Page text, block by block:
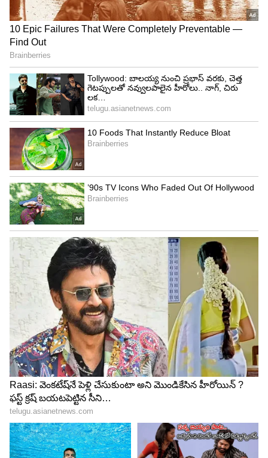
పిల్స్ అని కూడా అంటారు. ఈ మాత్రలు అత్యవసర
పరిస్థితుల్లో మాత్రమే వాడాలి.తరచుగా తినకూడదు.
కానీ మహిళలు ఏమి చేస్తారు, అవాంఛిత గర్భధారణను
నివారించడానికి వారు పదేపదే ఈ అత్యవసర గర్భనిరోధక
మాత్రలను తీసుకుంటారు, అయితే ఇది వారి ఆరోగ్యానికి
భారీ ప్రమాదాలను కలిగిస్తుంది. ఇలా చేయడం వల్ల హార్మోన్ల
సమతుల్యత దెబ్బతినడమే కాకుండా పీరియడ్స్ సమస్య
కూడా వస్తుంది.
7